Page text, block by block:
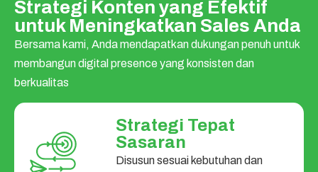
Strategi Konten yang Efektif
untuk Meningkatkan Sales Anda
Bersama kami, Anda mendapatkan dukungan penuh untuk
membangun digital presence yang konsisten dan
berkualitas
Strategi Tepat
Sasaran
Disusun sesuai kebutuhan dan